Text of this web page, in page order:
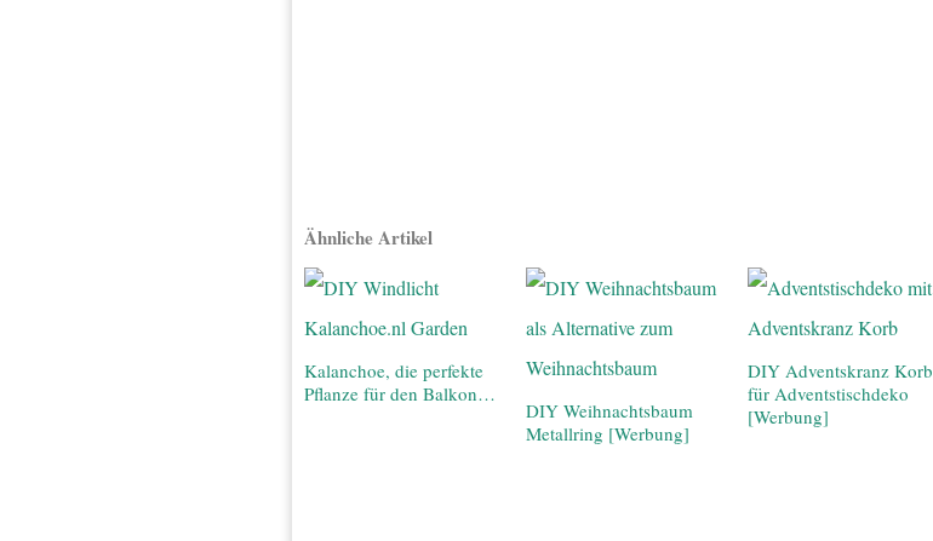
Ähnliche Artikel
Kalanchoe, die perfekte
Pflanze für den Balkon…
DIY Weihnachtsbaum
Metallring [Werbung]
DIY Adventskranz Korb
für Adventstischdeko
[Werbung]